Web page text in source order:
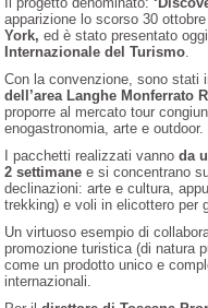
apparizione lo scorso 30 ottobre
York,ed è stato presentato
Internazionale del Turismo.
Con la convenzione, sono stati
dell’area Langhe Monferrato
proporre al mercato tour
enogastronomia, arte e outdoor.
I pacchetti realizzati vannoda
2 settimane e si concentrano
declinazioni: arte e cultura,
trekking) e voli in elicottero per
Un virtuoso esempio di
promozione turistica (di natura
come un prodotto unico e
internazionali.